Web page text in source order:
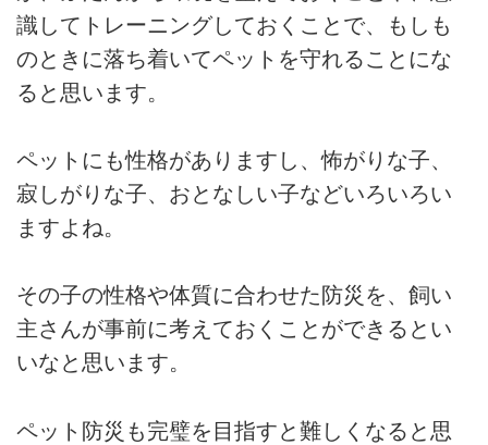
識してトレーニングしておくことで、もしも
のときに落ち着いてペットを守れることにな
ると思います。
ペットにも性格がありますし、怖がりな子、
寂しがりな子、おとなしい子などいろいろい
ますよね。
その子の性格や体質に合わせた防災を、飼い
主さんが事前に考えておくことができるとい
いなと思います。
ペット防災も完璧を目指すと難しくなると思